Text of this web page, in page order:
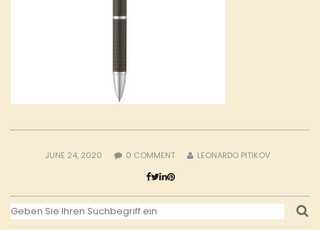
JUNE 24, 2020 0 COMMENT LEONARDO PITIKOV